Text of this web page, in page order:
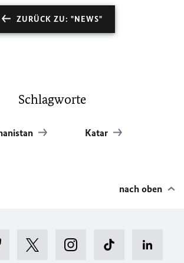
ZURÜCK ZU: "NEWS"
Schlagworte
Katar
nach oben